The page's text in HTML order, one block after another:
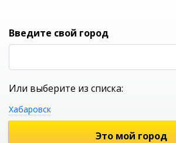
УНИВЕРСАЛЬНЫЙ ИНТЕРНЕТ МАГАЗИН
Введите свой город
Или выберите из списка:
Хабаровск
Это мой город